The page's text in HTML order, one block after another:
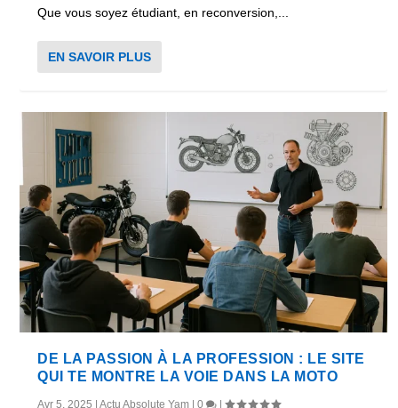
Que vous soyez étudiant, en reconversion,...
EN SAVOIR PLUS
DE LA PASSION À LA PROFESSION : LE SITE
QUI TE MONTRE LA VOIE DANS LA MOTO
Avr 5, 2025 |Actu Absolute Yam |0 |